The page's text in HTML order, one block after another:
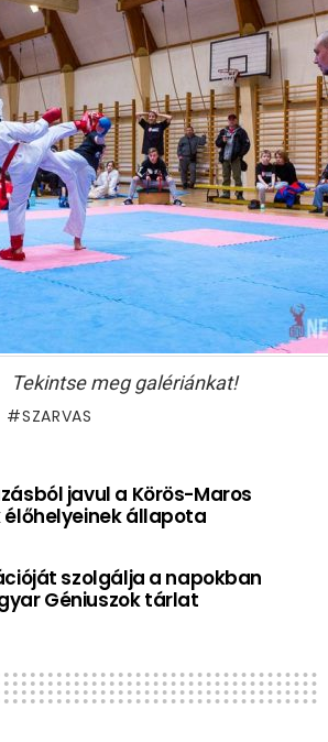
Tekintse meg galériánkat!
SZARVAS
javul a Körös-Maros
élőhelyeinek állapota
szolgálja a napokban
Géniuszok tárlat